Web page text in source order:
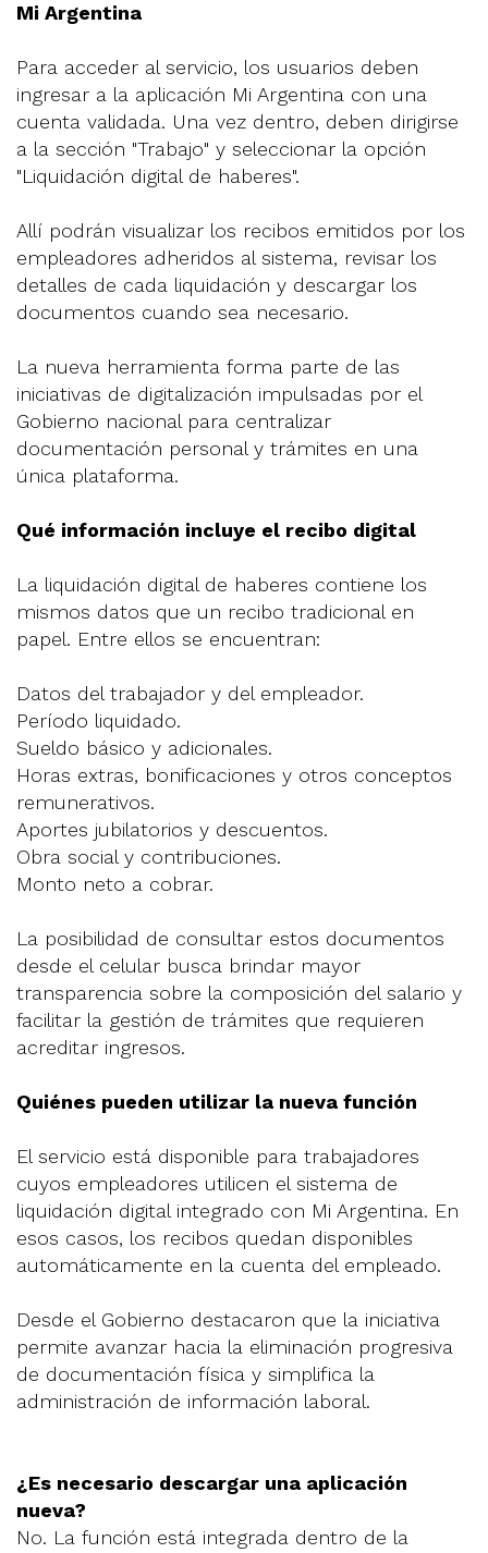
Mi Argentina
Para acceder al servicio, los usuarios deben
ingresar a la aplicación Mi Argentina con una
cuenta validada. Una vez dentro, deben dirigirse
a la sección "Trabajo" y seleccionar la opción
"Liquidación digital de haberes".
Allí podrán visualizar los recibos emitidos por los
empleadores adheridos al sistema, revisar los
detalles de cada liquidación y descargar los
documentos cuando sea necesario.
La nueva herramienta forma parte de las
iniciativas de digitalización impulsadas por el
Gobierno nacional para centralizar
documentación personal y trámites en una
única plataforma.
Qué información incluye el recibo digital
La liquidación digital de haberes contiene los
mismos datos que un recibo tradicional en
papel. Entre ellos se encuentran:
Datos del trabajador y del empleador.
Período liquidado.
Sueldo básico y adicionales.
Horas extras, bonificaciones y otros conceptos
remunerativos.
Aportes jubilatorios y descuentos.
Obra social y contribuciones.
Monto neto a cobrar.
La posibilidad de consultar estos documentos
desde el celular busca brindar mayor
transparencia sobre la composición del salario y
facilitar la gestión de trámites que requieren
acreditar ingresos.
Quiénes pueden utilizar la nueva función
El servicio está disponible para trabajadores
cuyos empleadores utilicen el sistema de
liquidación digital integrado con Mi Argentina. En
esos casos, los recibos quedan disponibles
automáticamente en la cuenta del empleado.
Desde el Gobierno destacaron que la iniciativa
permite avanzar hacia la eliminación progresiva
de documentación física y simplifica la
administración de información laboral.
¿Es necesario descargar una aplicación
nueva?
No. La función está integrada dentro de la